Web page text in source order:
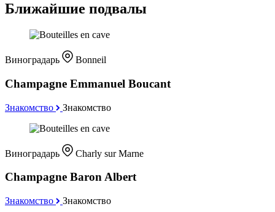
Ближайшие подвалы
Виноградарь Bonneil
Champagne Emmanuel Boucant
Знакомство Знакомство
Виноградарь Charly sur Marne
Champagne Baron Albert
Знакомство Знакомство